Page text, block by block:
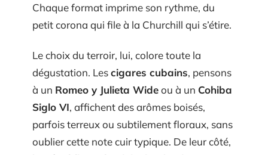
Chaque format imprime son rythme, du
petit corona qui file à la Churchill qui s’étire.
Le choix du terroir, lui, colore toute la
dégustation. Lescigares cubains, pensons
à un Romeo y Julieta Wideou à un Cohiba
Siglo VI, affichent des arômes boisés,
parfois terreux ou subtilement floraux, sans
oublier cette note cuir typique. De leur côté,